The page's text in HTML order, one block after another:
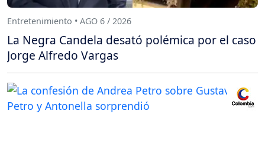
Entretenimiento • AGO 6 / 2026
La Negra Candela desató polémica por el caso
Jorge Alfredo Vargas